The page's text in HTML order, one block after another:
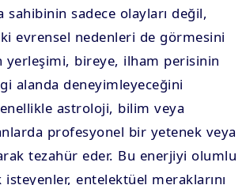
sadece olayları değil,
evrensel nedenleri de görmesini
yerleşimi, bireye, ilham perisinin
alanda deneyimleyeceğini
astroloji, bilim veya
profesyonel bir yetenek veya
tezahür eder. Bu enerjiyi olumlu
entelektüel meraklarını